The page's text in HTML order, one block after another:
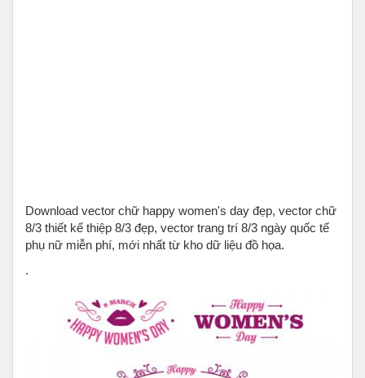
Download vector chữ happy women's day đẹp, vector chữ
8/3 thiết kế thiệp 8/3 đẹp, vector trang trí 8/3 ngày quốc tế
phụ nữ miễn phí, mới nhất từ kho dữ liệu đồ họa.
.